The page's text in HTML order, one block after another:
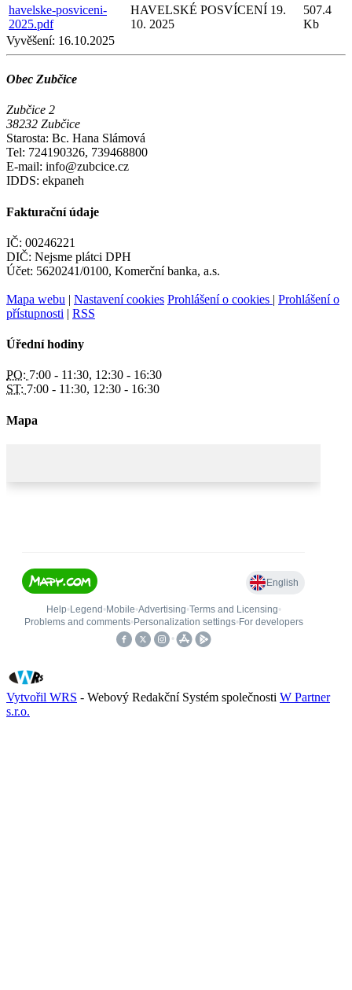
havelske-posviceni-
2025.pdf
HAVELSKÉ POSVÍCENÍ 19.
10. 2025
507.4
Kb
Vyvěšení: 16.10.2025
Obec Zubčice
Zubčice 2
38232 Zubčice
Starosta: Bc. Hana Slámová
Tel: 724190326, 739468800
E-mail: info@zubcice.cz
IDDS: ekpaneh
Fakturační údaje
IČ: 00246221
DIČ: Nejsme plátci DPH
Účet: 5620241/0100, Komerční banka, a.s.
Mapa webu | Nastavení cookies Prohlášení o cookies | Prohlášení o
přístupnosti | RSS
Úřední hodiny
PO: 7:00 - 11:30, 12:30 - 16:30
ST: 7:00 - 11:30, 12:30 - 16:30
Mapa
Vytvořil WRS - Webový Redakční Systém společnosti W Partner
s.r.o.